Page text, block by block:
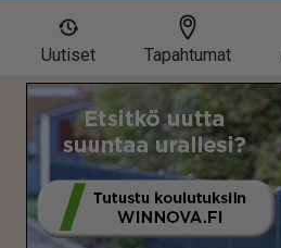
Uutiset Tapahtumat